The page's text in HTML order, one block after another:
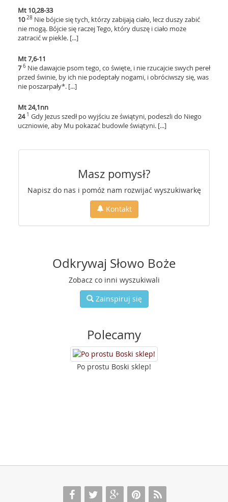
Mt 10,28-33
1028 Nie bójcie się tych, którzy zabijają ciało, lecz duszy zabić
nie mogą. Bójcie się raczej Tego, który duszę i ciało może
zatracić w piekle. [...]
Mt 7,6-11
76 Nie dawajcie psom tego, co święte, i nie rzucajcie swych pereł
przed świnie, by ich nie podeptały nogami, i obróciwszy się, was
nie poszarpały*. [...]
Mt 24,1nn
24 1 Gdy Jezus szedł po wyjściu ze świątyni, podeszli do Niego
uczniowie, aby Mu pokazać budowle świątyni. [...]
Masz pomysł?
Napisz do nas i pomóż nam rozwijać wyszukiwarkę
Kontakt
Odkrywaj Słowo Boże
Zobacz co inni wyszukiwali
Zainspiruj się
Polecamy
Po prostu Boski sklep!